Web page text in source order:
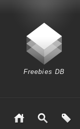
Freebies DB